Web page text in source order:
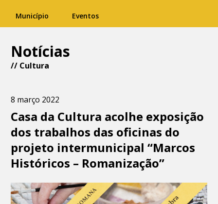
Município Eventos
Notícias
// Cultura
8 março 2022
Casa da Cultura acolhe exposição
dos trabalhos das oficinas do
projeto intermunicipal “Marcos
Históricos – Romanização”